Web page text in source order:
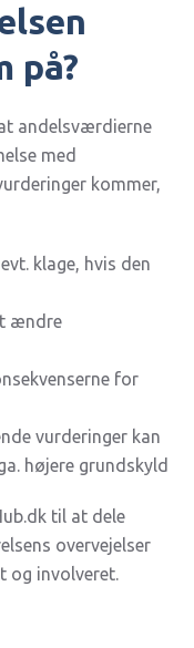
på?
andelsværdierne
med
kommer,
klage, hvis den
ændre
for
vurderinger kan
højere grundskyld
til at dele
overvejelser
og involveret.